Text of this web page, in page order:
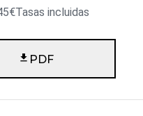
incluidas
PDF